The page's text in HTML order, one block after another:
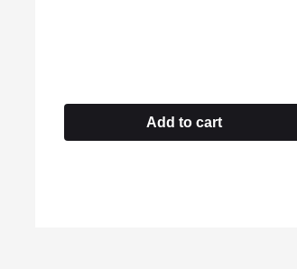
Add to cart